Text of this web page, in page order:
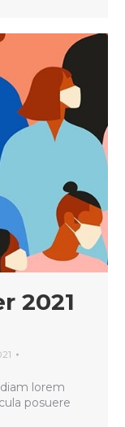
2021
lorem
posuere